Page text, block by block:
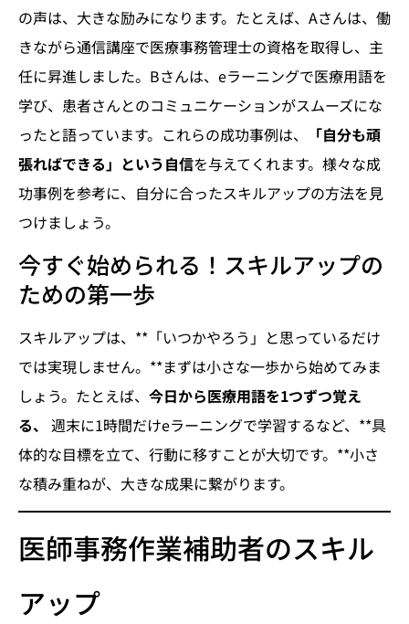
の声は、大きな励みになります。たとえば、Aさんは、働
きながら通信講座で医療事務管理士の資格を取得し、主
任に昇進しました。Bさんは、eラーニングで医療用語を
学び、患者さんとのコミュニケーションがスムーズにな
ったと語っています。これらの成功事例は、
「自分も頑
張ればできる」という自信を与えてくれます。様々な成
功事例を参考に、自分に合ったスキルアップの方法を見
つけましょう。
今すぐ始められる！スキルアップの
ための第一歩
スキルアップは、**「いつかやろう」と思っているだけ
では実現しません。**まずは小さな一歩から始めてみま
しょう。たとえば、 今日から医療用語を1つずつ覚え
る、 週末に1時間だけeラーニングで学習するなど、**具
体的な目標を立て、行動に移すことが大切です。**小さ
な積み重ねが、大きな成果に繋がります。
医師事務作業補助者のスキル
アップ